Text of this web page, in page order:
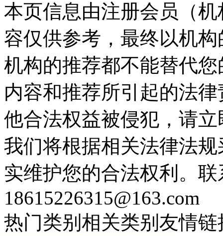
本页信息由注册会员（
容仅供参考，最终以机
机构的推荐都不能替代
内容和推荐所引起的法
他合法权益被侵犯，请
我们将根据相关法律法
实维护您的合法权利。
18615226315@163.com
热门类别 相关类别 友情链